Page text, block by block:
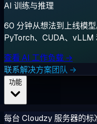
AI 训练与推理
60 分钟从想法到上线模
PyTorch、CUDA、vLLM
查看 AI 工作负载 →
联系解决方案团队 →
每台 Cloudzy 服务器的标